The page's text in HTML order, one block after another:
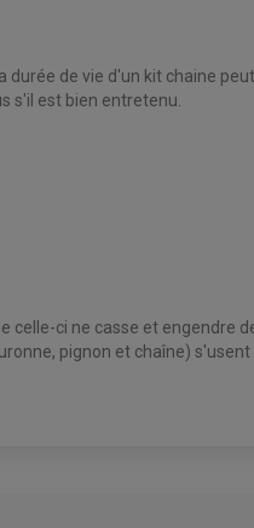
de vie d'un kit chaine
s'il est bien entretenu.
celle-ci ne casse et
pignon et chaîne)